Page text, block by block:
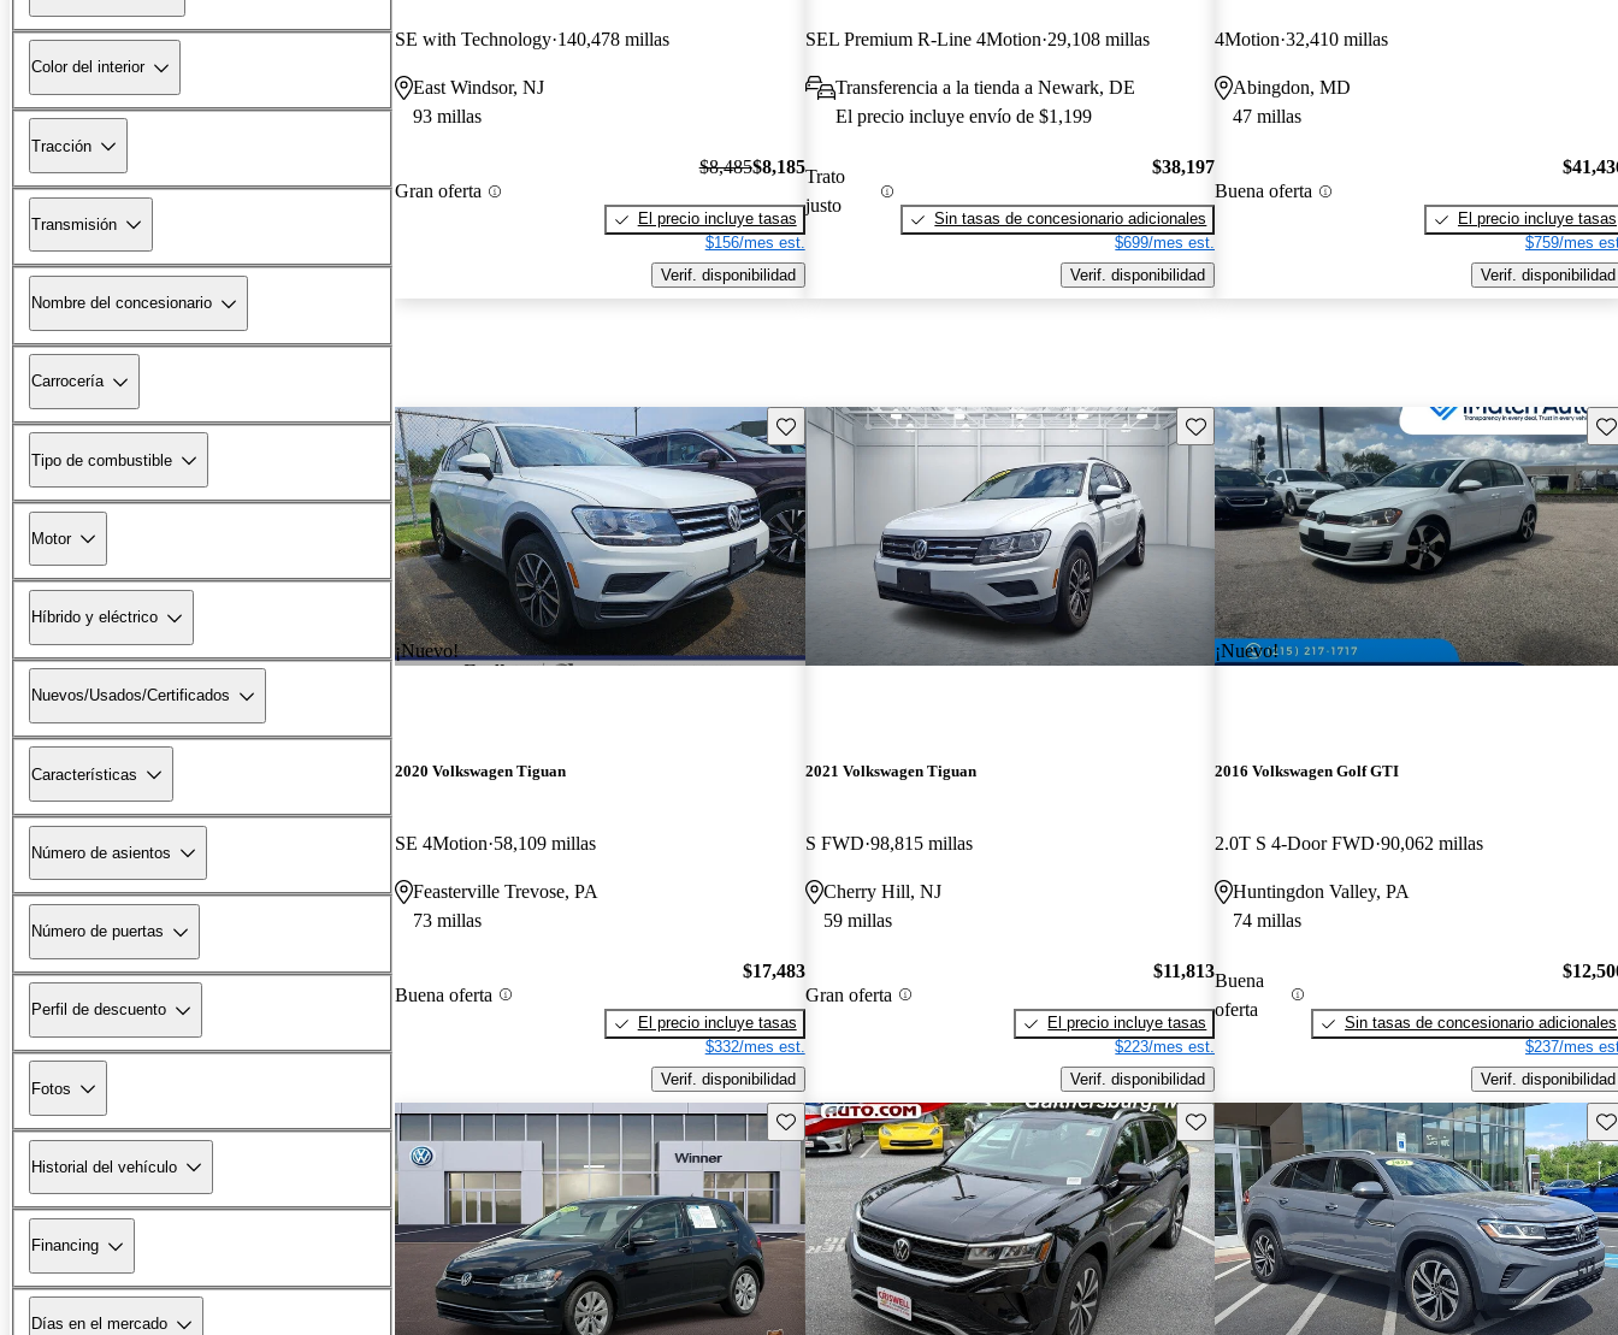
Color del interior
Tracción
Transmisión
Nombre del concesionario
Carrocería
Tipo de combustible
Motor
Híbrido y eléctrico
Nuevos/Usados/Certificados
Características
Número de asientos
Número de puertas
Perfil de descuento
Fotos
Historial del vehículo
Financing
Días en el mercado
SE with Technology 140,478 millas
East Windsor, NJ
93 millas
Gran oferta
$8,485$8,185
El precio incluye tasas
$156/mes est.
Verif. disponibilidad
SEL Premium R-Line 4Motion 29,108 millas
Transferencia a la tienda a Newark, DE
El precio incluye envío de $1,199
Trato
justo
$38,197
Sin tasas de concesionario adicionales
$699/mes est.
Verif. disponibilidad
4Motion 32,410 millas
Abingdon, MD
47 millas
Buena oferta
El precio incluye tasas
$759/mes
Verif. disponibilidad
¡Nuevo!
Guarda este Aviso
2020 Volkswagen Tiguan
SE 4Motion 58,109 millas
Feasterville Trevose, PA
73 millas
Buena oferta
$17,483
El precio incluye tasas
$332/mes est.
Verif. disponibilidad
Guarda este Aviso
2021 Volkswagen Tiguan
S FWD 98,815 millas
Cherry Hill, NJ
59 millas
Gran oferta
$11,813
El precio incluye tasas
$223/mes est.
Verif. disponibilidad
¡Nuevo!
2016 Volkswagen Golf GTI
2.0T S 4-Door FWD 90,062 millas
Huntingdon Valley, PA
74 millas
Buena
oferta
Sin tasas de concesionario adicionales
$237/mes
Verif. disponibilidad
Guarda este Aviso Guarda este Aviso